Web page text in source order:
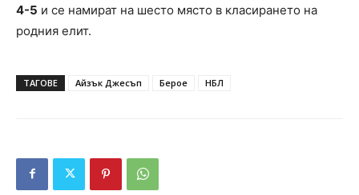
4-5 и се намират на шесто място в класирането на
родния елит.
ТАГОВЕ Айзък Джесъп Берое НБЛ